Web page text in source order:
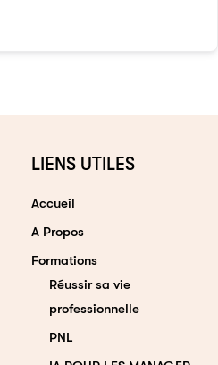
LIENS UTILES
Accueil
A Propos
Formations
Réussir sa vie
professionnelle
PNL